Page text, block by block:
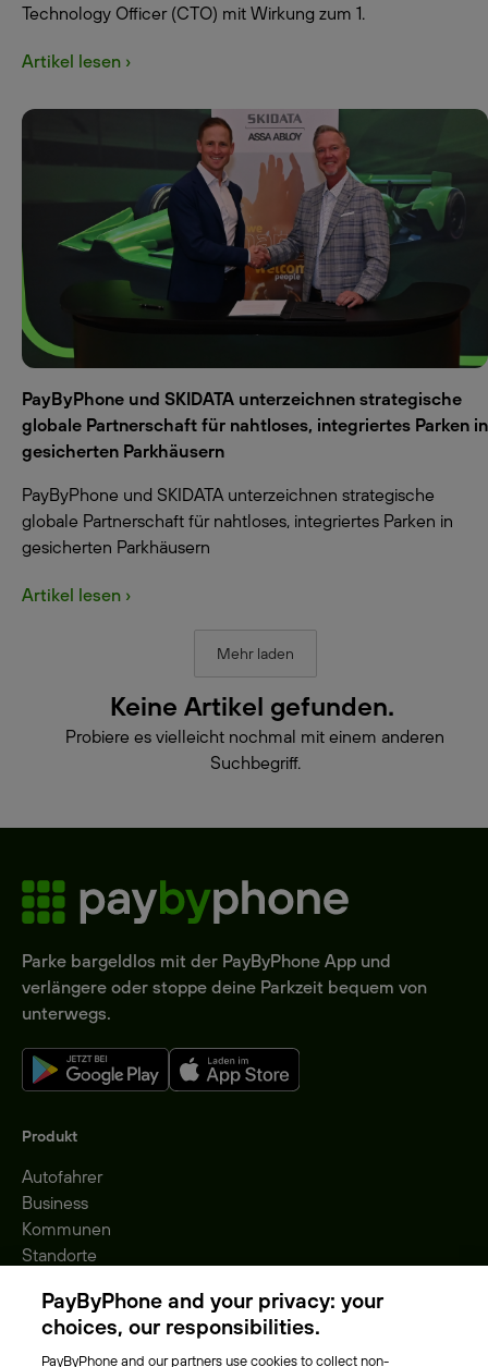
Technology Officer (CTO) mit Wirkung zum 1.
Artikel lesen ›
PayByPhone und SKIDATA unterzeichnen strategische
globale Partnerschaft für nahtloses, integriertes Parken in
gesicherten Parkhäusern
PayByPhone und SKIDATA unterzeichnen strategische
globale Partnerschaft für nahtloses, integriertes Parken in
gesicherten Parkhäusern
Artikel lesen ›
Mehr laden
Keine Artikel gefunden.
Probiere es vielleicht nochmal mit einem anderen
Suchbegriff.
Parke bargeldlos mit der PayByPhone App und
verlängere oder stoppe deine Parkzeit bequem von
unterwegs.
Produkt
Autofahrer
Business
Kommunen
Standorte
Park-Vignette
PayByPhone and your privacy: your
choices, our responsibilities.
PayByPhone and our partners use cookies to collect non-